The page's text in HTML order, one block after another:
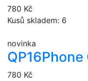
780 Kč
Kusů skladem: 6
novinka
QP16Phone
780 Kč